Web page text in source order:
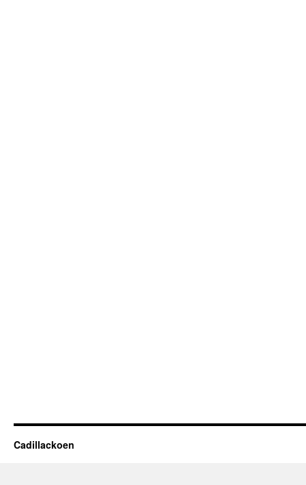
Cadillackoen